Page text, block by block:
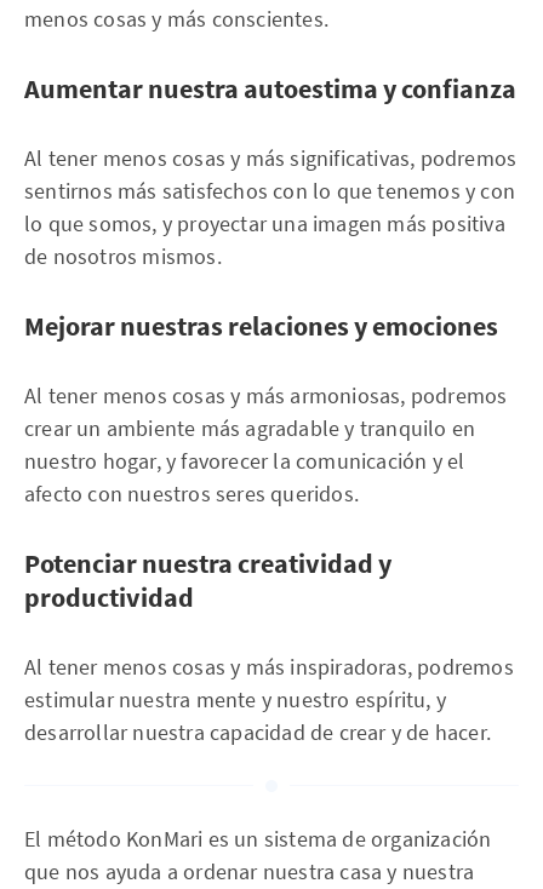
menos cosas y más conscientes.
Aumentar nuestra autoestima y confianza
Al tener menos cosas y más significativas, podremos
sentirnos más satisfechos con lo que tenemos y con
lo que somos, y proyectar una imagen más positiva
de nosotros mismos.
Mejorar nuestras relaciones y emociones
Al tener menos cosas y más armoniosas, podremos
crear un ambiente más agradable y tranquilo en
nuestro hogar, y favorecer la comunicación y el
afecto con nuestros seres queridos.
Potenciar nuestra creatividad y
productividad
Al tener menos cosas y más inspiradoras, podremos
estimular nuestra mente y nuestro espíritu, y
desarrollar nuestra capacidad de crear y de hacer.
El método KonMari es un sistema de organización
que nos ayuda a ordenar nuestra casa y nuestra